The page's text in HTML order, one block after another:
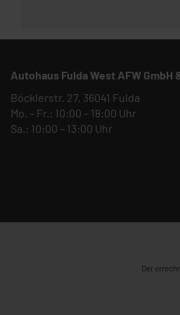
Autohaus Fulda West AFW GmbH
Böcklerstr. 27, 36041 Fulda
Mo. – Fr.: 10:00 – 18:00 Uhr
Sa.: 10:00 – 13:00 Uhr
Der